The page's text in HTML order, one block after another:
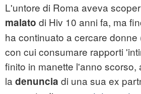
L'untore di Roma aveva
malato di Hiv 10 anni fa, ma
ha continuato a cercare donne
con cui consumare rapporti
finito in manette l'anno scorso,
la denuncia di una sua ex